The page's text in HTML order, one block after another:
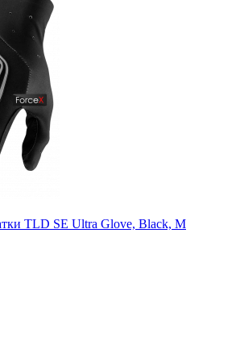
TLD SE Ultra Glove, Black, M